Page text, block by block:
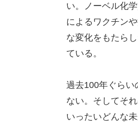
い。ノーベル化
によるワクチン
な変化をもたら
ている。
過去100年ぐらい
ない。そしてそ
いったいどんな